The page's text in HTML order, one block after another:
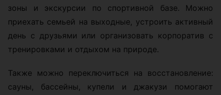
зоны и экскурсии по спортивной базе. Можно
приехать семьей на выходные, устроить активный
день с друзьями или организовать корпоратив с
тренировками и отдыхом на природе.
Также можно переключиться на восстановление:
сауны, бассейны, купели и джакузи помогают